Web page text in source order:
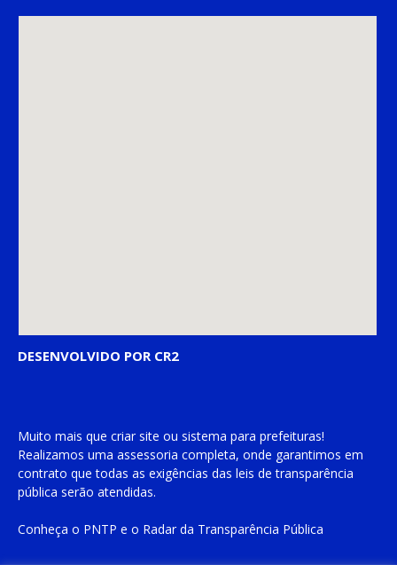
DESENVOLVIDO POR CR2
Muito mais que criar site ou sistema para prefeituras!
Realizamos uma assessoria completa, onde garantimos em
contrato que todas as exigências das leis de transparência
pública serão atendidas.
Conheça o PNTP e o Radar da Transparência Pública